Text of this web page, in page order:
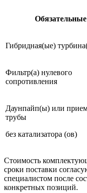
Обязательные
Гибридная(ые)
Фильтр(а) нулевого
сопротивления
Даунпайп(ы) или
трубы
без катализатора (ов)
Стоимость
сроки поставки
специалистом после
конкретных позиций.